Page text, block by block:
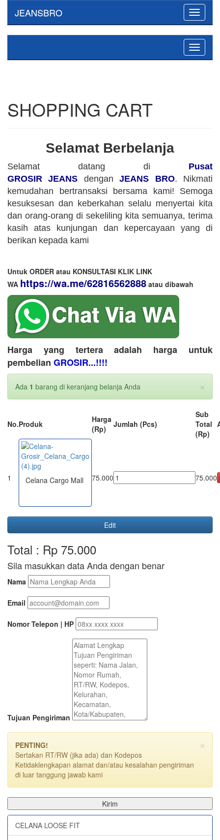
Toggle
JEANSBRO
Toggle
SHOPPING CART
Selamat Berbelanja
Selamat datang di Pusat
GROSIR JEANS denganJEANS BRO. Nikmati
kemudahan bertransaksi bersama kami! Semoga
kesuksesan dan keberkahan selalu menyertai kita
dan orang-orang di sekeliling kita semuanya, terima
kasih atas kunjungan dan kepercayaan yang di
berikan kepada kami
Untuk ORDER atau KONSULTASI KLIK LINK
WA https://wa.me/62816562888 ​ atau dibawah
Harga yang tertera adalah harga untuk
pembelian GROSIR...!!!!
×
Ada 1 barang di keranjang belanja Anda
No.Produk
Harga
(Rp)
Jumlah (Pcs)
Sub
Total
(Rp)
1 Celana Cargo Mall 75.000 75.000
Edit
Total : Rp 75.000
Sila masukkan data Anda dengan benar
Nama
Email
Nomor Telepon | HP
Tujuan Pengiriman
×
PENTING!
Sertakan RT/RW (jika ada) dan Kodepos
Ketidaklengkapan alamat dan/atau kesalahan pengiriman
di luar tanggung jawab kami
Kirim
CELANA LOOSE FIT